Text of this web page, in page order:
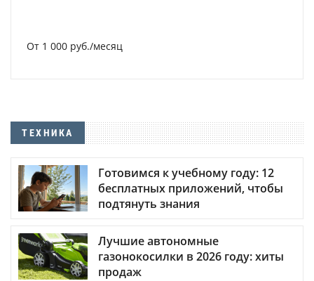
От 1 000 руб./месяц
ТЕХНИКА
Готовимся к учебному году: 12
бесплатных приложений, чтобы
подтянуть знания
Лучшие автономные
газонокосилки в 2026 году: хиты
продаж